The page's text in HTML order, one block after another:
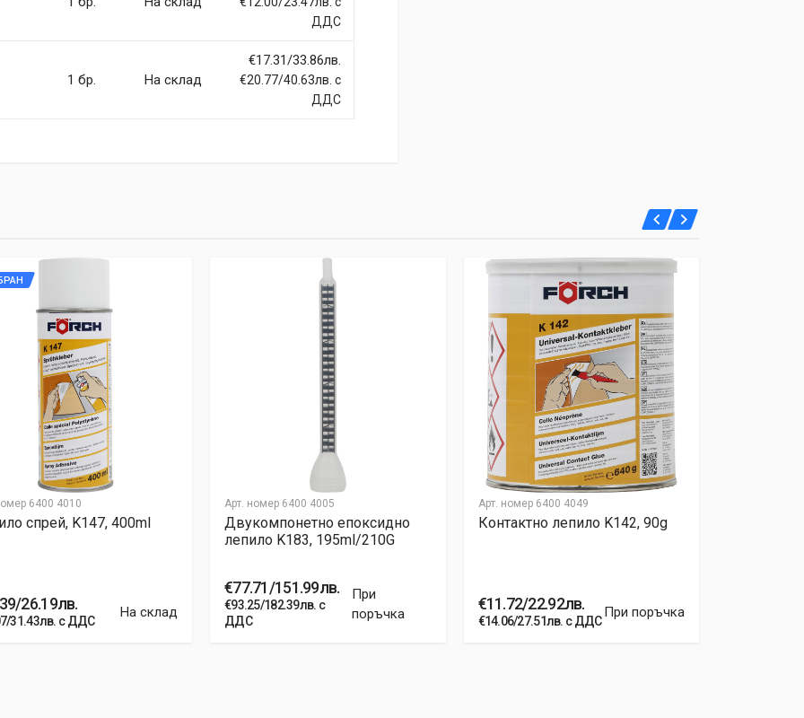
hendrerit eros laoreet suscipit ultrices.
ДДС
1 бр. На склад
€17.31/33.86лв.
€20.77/40.63лв. с
ДДС
6400 4010
спрей, K147, 400ml
26.19лв.
31.43лв. с ДДС
На склад
Арт. номер 6400 4005
Двукомпонетно епоксидно
лепило K183, 195ml/210G
€77.71/151.99лв.
€93.25/182.39лв. с
ДДС
При
поръчка
Арт. номер6400 4049
Контактно лепило K142, 90g
€11.72/22.92лв.
€14.06/27.51лв. с ДДС
При поръчка